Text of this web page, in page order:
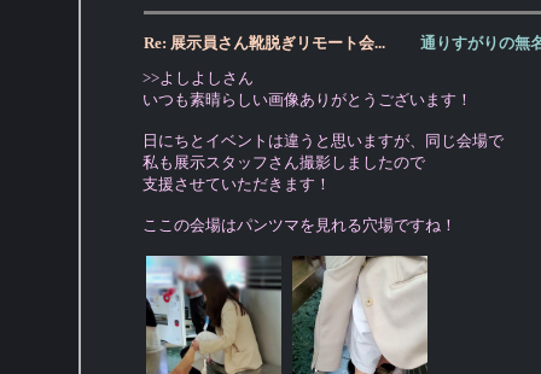
Re: 展示員さん靴脱ぎリモート会...
通りすがりの無
>>よしよしさん
いつも素晴らしい画像ありがとうございます！
日にちとイベントは違うと思いますが、同じ会場で
私も展示スタッフさん撮影しましたので
支援させていただきます！
ここの会場はパンツマを見れる穴場ですね！